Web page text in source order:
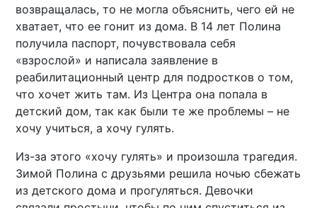
возвращалась, то не могла объяснить, чего ей не
хватает, что ее гонит из дома. В 14 лет Полина
получила паспорт, почувствовала себя
«взрослой» и написала заявление в
реабилитационный центр для подростков о том,
что хочет жить там. Из Центра она попала в
детский дом, так как были те же проблемы – не
хочу учиться, а хочу гулять.
Из-за этого «хочу гулять» и произошла трагедия.
Зимой Полина с друзьями решила ночью сбежать
из детского дома и прогуляться. Девочки